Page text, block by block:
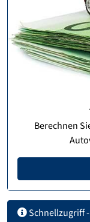
Berechnen
Schnellzugriff